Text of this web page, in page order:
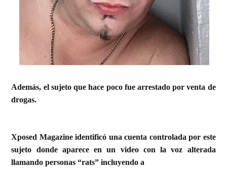
Además, el sujeto que hace poco fue arrestado por venta de
drogas.
Xposed Magazine identificó una cuenta controlada por este
sujeto donde aparece en un video con la voz alterada
llamando personas “rats” incluyendo a